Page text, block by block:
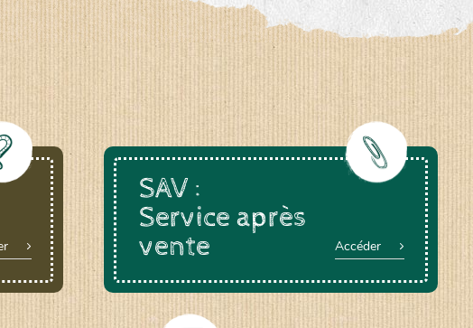
SAV :
Service après
vente
Accéder